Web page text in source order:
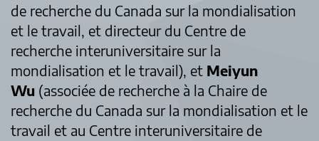
de recherche du Canada sur la mondialisation
et le travail, et directeur du Centre de
recherche interuniversitaire sur la
mondialisation et le travail), et Meiyun
Wu (associée de recherche à la Chaire de
recherche du Canada sur la mondialisation et le
travail et au Centre interuniversitaire de